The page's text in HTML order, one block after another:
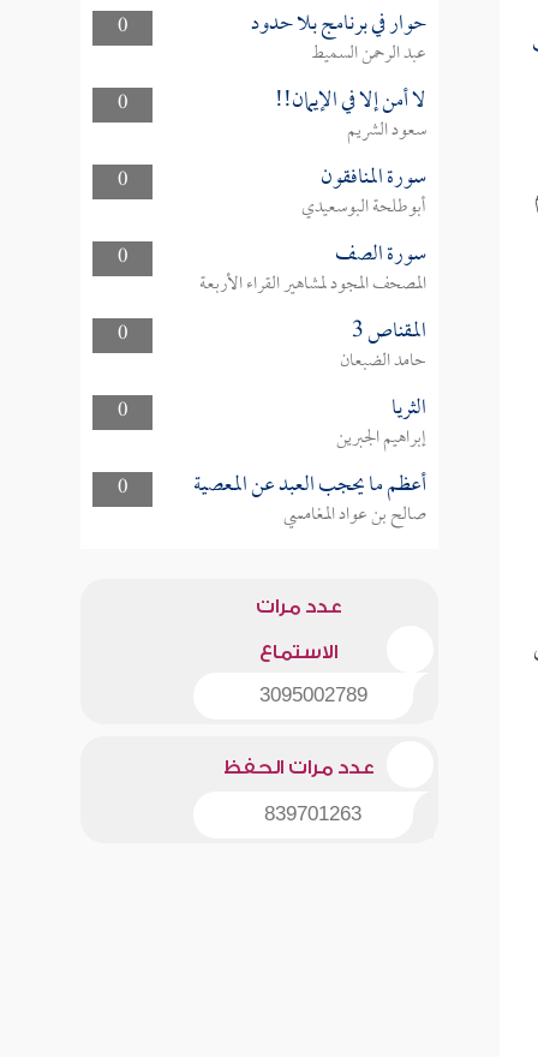
0 حوار في برنامج بلا حدود
عبد الرحمن السميط
0
لا أمن إلا في الإيمان!!
سعود الشريم
0
سورة المنافقون
أبوطلحة البوسعيدي
0
سورة الصف
المصحف المجود لمشاهير القراء الأربعة
0
المقناص 3
حامد الضبعان
0
الثريا
إبراهيم الجبرين
0
أعظم ما يحجب العبد عن المعصية
صالح بن عواد المغامسي
عدد مرات
الاستماع
3095002789
عدد مرات الحفظ
839701263